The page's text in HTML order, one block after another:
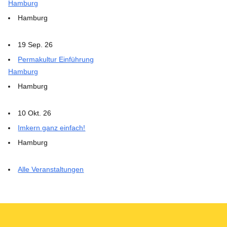
Hamburg
Hamburg
19 Sep. 26
Permakultur Einführung
Hamburg
Hamburg
10 Okt. 26
Imkern ganz einfach!
Hamburg
Alle Veranstaltungen